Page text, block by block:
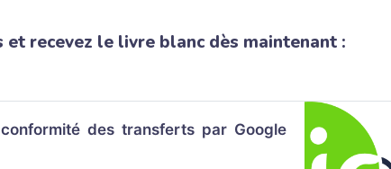
et recevez le livre blanc dès maintenant :
des transferts par Google